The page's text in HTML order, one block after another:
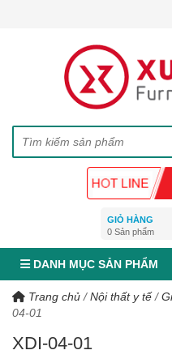
GIỎ HÀNG
0 Sản phẩm
DANH MỤC SẢN PHẨM
Trang chủ /Nội thất y tế/
04-01
XDI-04-01